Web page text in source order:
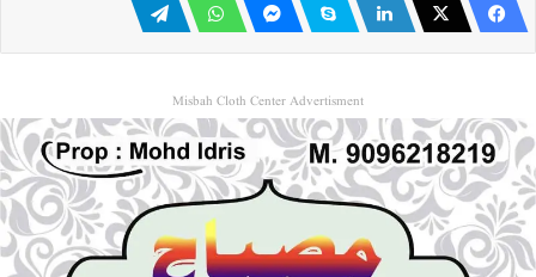
Misbah Cloth Center Advertisment